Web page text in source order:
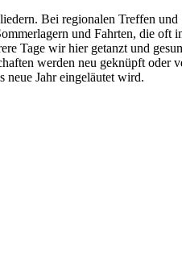
Bei regionalen Treffen
und Fahrten, die
Tage wir hier getanzt und
werden neu geknüpft oder
neue Jahr eingeläutet wird.